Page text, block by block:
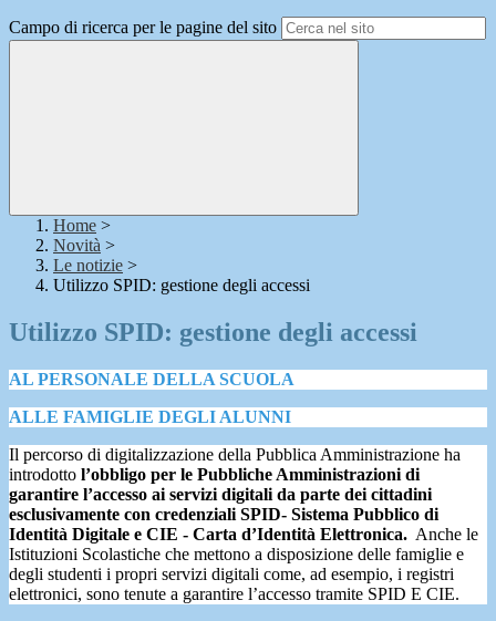
Campo di ricerca per le pagine del sito
Home >
Novità >
Le notizie >
Utilizzo SPID: gestione degli accessi
Utilizzo SPID: gestione degli accessi
AL PERSONALE DELLA SCUOLA
ALLE FAMIGLIE DEGLI ALUNNI
Il percorso di digitalizzazione della Pubblica Amministrazione ha
introdotto l’obbligo per le Pubbliche Amministrazioni di
garantire l’accesso ai servizi digitali da parte dei cittadini
esclusivamente con credenziali SPID- Sistema Pubblico di
Identità Digitale e CIE - Carta d’Identità Elettronica. Anche le
Istituzioni Scolastiche che mettono a disposizione delle famiglie e
degli studenti i propri servizi digitali come, ad esempio, i registri
elettronici, sono tenute a garantire l’accesso tramite SPID E CIE.